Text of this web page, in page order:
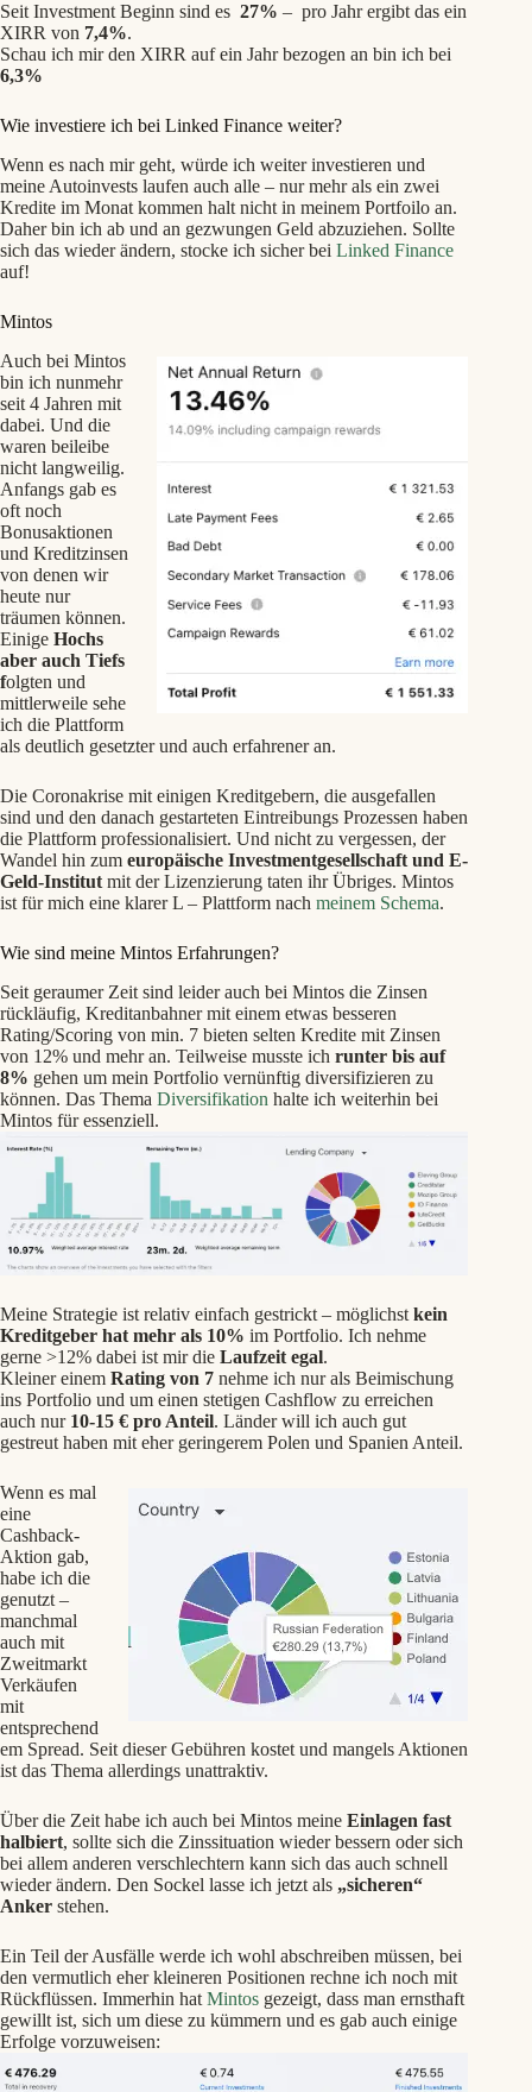
Seit Investment Beginn sind es 27% – pro Jahr ergibt das ein
XIRR von 7,4%.
Schau ich mir den XIRR auf ein Jahr bezogen an bin ich bei
6,3%
Wie investiere ich bei Linked Finance weiter?
Wenn es nach mir geht, würde ich weiter investieren und
meine Autoinvests laufen auch alle – nur mehr als ein zwei
Kredite im Monat kommen halt nicht in meinem Portfoilo an.
Daher bin ich ab und an gezwungen Geld abzuziehen. Sollte
sich das wieder ändern, stocke ich sicher bei Linked Finance
auf!
Mintos
Auch bei Mintos
bin ich nunmehr
seit 4 Jahren mit
dabei. Und die
waren beileibe
nicht langweilig.
Anfangs gab es
oft noch
Bonusaktionen
und Kreditzinsen
von denen wir
heute nur
träumen können.
Einige Hochs
aber auch Tiefs
folgten und
mittlerweile sehe
ich die Plattform
als deutlich gesetzter und auch erfahrener an.
Die Coronakrise mit einigen Kreditgebern, die ausgefallen
sind und den danach gestarteten Eintreibungs Prozessen haben
die Plattform professionalisiert. Und nicht zu vergessen, der
Wandel hin zum europäische Investmentgesellschaft und E-
Geld-Institut mit der Lizenzierung taten ihr Übriges. Mintos
ist für mich eine klarer L – Plattform nach meinem Schema.
Wie sind meine Mintos Erfahrungen?
Seit geraumer Zeit sind leider auch bei Mintos die Zinsen
rückläufig, Kreditanbahner mit einem etwas besseren
Rating/Scoring von min. 7 bieten selten Kredite mit Zinsen
von 12% und mehr an. Teilweise musste ich runter bis auf
8% gehen um mein Portfolio vernünftig diversifizieren zu
können. Das Thema Diversifikation halte ich weiterhin bei
Mintos für essenziell.
Meine Strategie ist relativ einfach gestrickt – möglichstkein
Kreditgeber hat mehr als 10% im Portfolio. Ich nehme
gerne >12% dabei ist mir die Laufzeit egal.
Kleiner einem Rating von 7 nehme ich nur als Beimischung
ins Portfolio und um einen stetigen Cashflow zu erreichen
auch nur 10-15 € pro Anteil. Länder will ich auch gut
gestreut haben mit eher geringerem Polen und Spanien Anteil.
Wenn es mal
eine
Cashback-
Aktion gab,
habe ich die
genutzt –
manchmal
auch mit
Zweitmarkt
Verkäufen
mit
entsprechend
em Spread. Seit dieser Gebühren kostet und mangels Aktionen
ist das Thema allerdings unattraktiv.
Über die Zeit habe ich auch bei Mintos meine Einlagen fast
halbiert, sollte sich die Zinssituation wieder bessern oder sich
bei allem anderen verschlechtern kann sich das auch schnell
wieder ändern. Den Sockel lasse ich jetzt als „sicheren“
Anker stehen.
Ein Teil der Ausfälle werde ich wohl abschreiben müssen, bei
den vermutlich eher kleineren Positionen rechne ich noch mit
Rückflüssen. Immerhin hatMintos gezeigt, dass man ernsthaft
gewillt ist, sich um diese zu kümmern und es gab auch einige
Erfolge vorzuweisen: